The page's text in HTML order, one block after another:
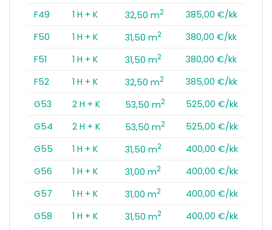
F49
1 H + K 32,50 m2
385,00 €/kk
F50
1 H + K 31,50 m2
380,00 €/kk
F51
1 H + K 31,50 m2
380,00 €/kk
F52
1 H + K 32,50 m2
385,00 €/kk
G53
2 H + K 53,50 m2
525,00 €/kk
G54
2 H + K 53,50 m2
525,00 €/kk
G55
1 H + K 31,50 m2
400,00 €/kk
G56
1 H + K 31,00 m2
400,00 €/kk
G57
1 H + K 31,00 m2
400,00 €/kk
G58
1 H + K 31,50 m2
400,00 €/kk